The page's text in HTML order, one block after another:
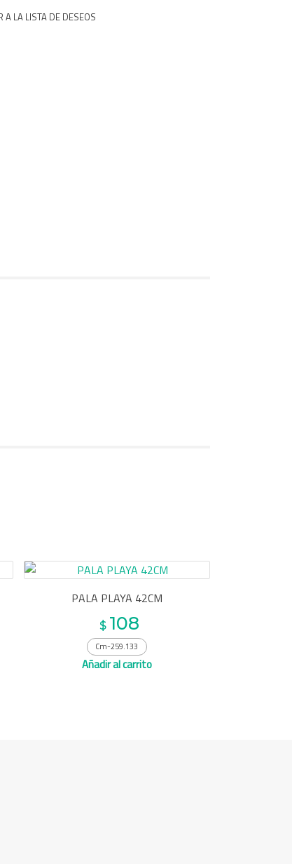
A LA LISTA DE DESEOS
PALA PLAYA 42CM
$ 108
Cm-259.133
Añadir al carrito